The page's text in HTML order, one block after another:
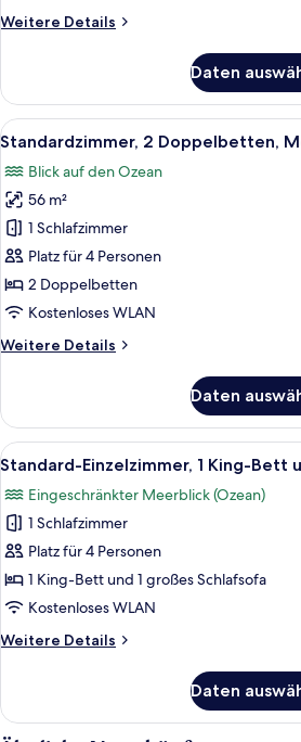
anzeigen
Weitere Details
Weitere
1 King-
Bett
und
Meerblick
Daten
Alle
Fotos
für
Standardzimmer,
2 Doppelbetten,
Meerblick
anzeigen
Ein
15
Standardzimmer, 2 Doppelbetten,
Blick auf den Ozean
56 m²
1 Schlafzimmer
Platz für 4 Personen
2 Doppelbetten
Kostenloses WLAN
Weitere Details
Weitere
2 Doppelbetten,
Meerblick
Daten
Alle
Fotos
für
Standard-
Einzelzimmer,
1 King-
Bett
Schlafsofa
Ein
1
Standard-Einzelzimmer, 1 King-Bett
Eingeschränkter Meerblick (Ozean)
1 Schlafzimmer
Platz für 4 Personen
1 King-Bett und 1 großes Schlafsofa
Kostenloses WLAN
Weitere Details
Weitere
Einzelzimmer,
1 King-
Daten